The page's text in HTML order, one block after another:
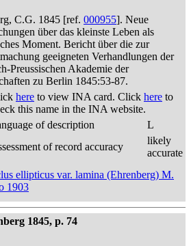
C.G. 1845 [ref. 000955]. Neue
über das kleinste Leben als
Moment. Bericht über die zur
geeigneten Verhandlungen der
Preussischen Akademie der
zu Berlin 1845:53-87.
here to view INA card. Click here to
this name in the INA website.
of description
L
of record accuracy
likely
accurate
ellipticus var. lamina (Ehrenberg) M.
1903
1845, p. 74